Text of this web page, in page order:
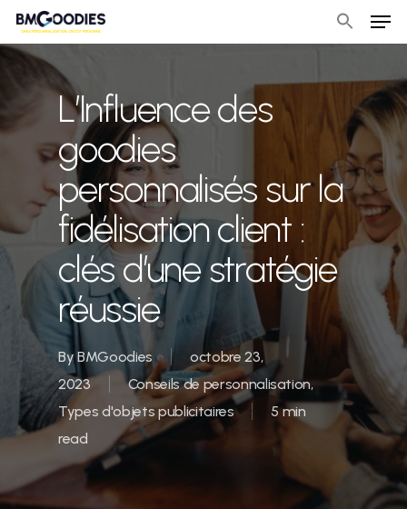
Skip
to
content L’Influence des
goodies
personnalisés sur la
fidélisation client :
clés d’une stratégie
réussie
By BMGoodies
octobre 23,
2023
Conseils de personnalisation,
Types d'objets publicitaires
5 min
read
Menu